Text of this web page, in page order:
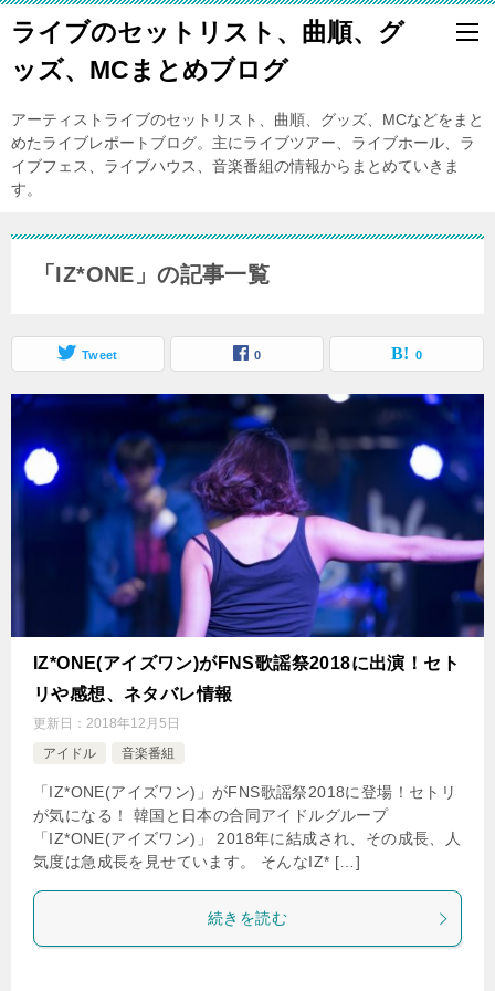
ライブのセットリスト、曲順、グ
ッズ、MCまとめブログ
アーティストライブのセットリスト、曲順、グッズ、MCなどをまと
めたライブレポートブログ。主にライブツアー、ライブホール、ラ
イブフェス、ライブハウス、音楽番組の情報からまとめていきま
す。
「IZ*ONE」の記事一覧
Tweet 0 0
IZ*ONE(アイズワン)がFNS歌謡祭2018に出演！セト
リや感想、ネタバレ情報
更新日： 2018年12月5日
アイドル
音楽番組
「IZ*ONE(アイズワン)」がFNS歌謡祭2018に登場！セトリ
が気になる！ 韓国と日本の合同アイドルグループ
「IZ*ONE(アイズワン)」 2018年に結成され、その成長、人
気度は急成長を見せています。 そんなIZ* […]
続きを読む